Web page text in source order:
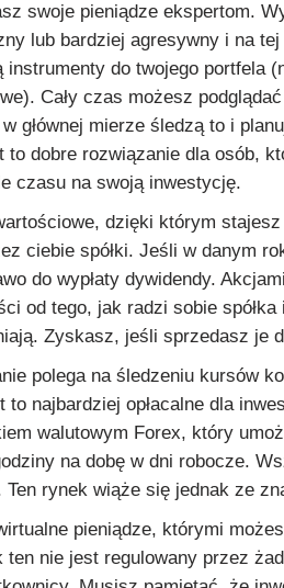
swoje pieniądze ekspertom.
lub bardziej agresywny i na
instrumenty do twojego portfela
Cały czas możesz
głównej mierze śledzą to i
to dobre rozwiązanie dla osób,
czasu na swoją inwestycję.
dzięki którym
ciebie spółki. Jeśli w danym
do wypłaty dywidendy.
od tego, jak radzi sobie
Zyskasz, jeśli sprzedasz je
polega na śledzeniu kursów
to najbardziej opłacalne dla
walutowym Forex, który
na dobę w dni robocze.
Ten rynek wiąże się jednak ze
pieniądze, którymi
ten nie jest regulowany przez